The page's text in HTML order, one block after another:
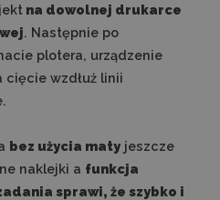
na dowolnej drukarce
. Następnie po
plotera, urządzenie
wzdłuż linii
bez użycia maty jeszcze
naklejki a funkcja
sprawi, że szybko i